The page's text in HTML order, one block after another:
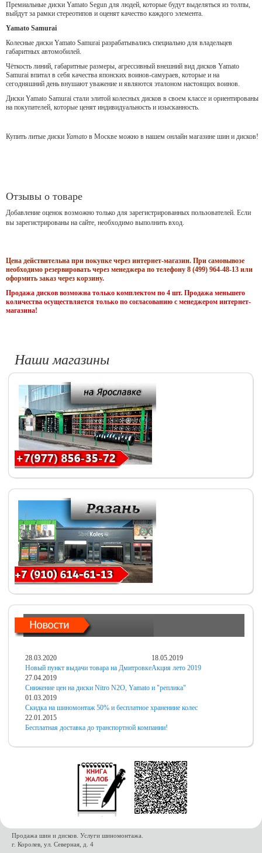
Премиальные диски Yamato Segun для людей, которые будут выделяться из толпы,
выйдут за рамки стереотипов и оценят качество каждого элемента.
Yamato Samurai
Колесные диски Yamato Samurai разрабатывались специально для владельцев
габаритных автомобилей.
Чёткость линий, габаритные размеры, агрессивный внешний вид дисков Yamato
Samurai впитал в себя качества японских воинов-самураев, которые и на
сегодняшний день внушают уважение и являются эталоном настоящих воинов.
Диски Yamato Samurai стали элитой колесных дисков в своем классе и ориентированы
на покупателей, которые ценят индивидуальность и изысканность.
Купить литые диски Yamato в Москве можно в нашем онлайн магазине шин и дисков!
Отзывы о товаре
Добавление оценок возможно только для зарегистрированных пользователей. Если
вы зарегистрированы на сайте, необходимо выполнить вход.
Цена действительна при покупке через интернет-магазин. При самовывозе
необходимо резервировать через менеджера по телефону 8 (499) 964-48-13 или
оформить заказ через корзину.
Продажа дисков возможна только комплектом по 4 шт. Продажа меньшего
количества осуществляется только по согласованию с менеджером интернет-
магазина!
Наши магазины
28.03.2020
Новый пункт выдачи товара на Дмитровке
18.05.2019
Акция лето 2019
27.04.2019
Снижение цен на диски Nitro N2O, Yamato и "реплика"
01.03.2019
Скидка на шиномонтаж 50% и бесплатное хранениие колес
22.01.2015
Бесплатная доставка до транспортной компании!
Продажа шин и дисков. Услуги шиномонтажа.
г. Королев, ул. Северная, д. 4